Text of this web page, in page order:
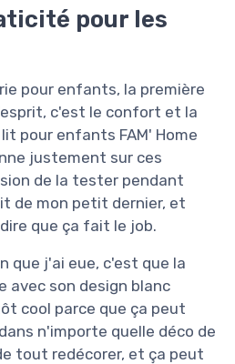
pour les
pour enfants, la première
c'est le confort et la
pour enfants FAM' Home
justement sur ces
de la tester pendant
de mon petit dernier, et
que ça fait le job.
que j'ai eue, c'est que la
avec son design blanc
cool parce que ça peut
n'importe quelle déco de
tout redécorer, et ça peut